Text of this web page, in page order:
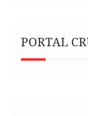
PORTAL